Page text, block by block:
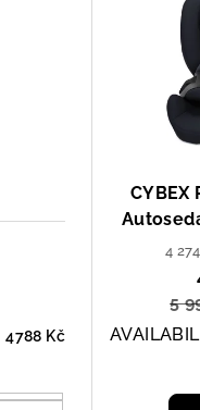
4788 Kč
o
d
k
p
r
u
CYBEX
Blue
4
5